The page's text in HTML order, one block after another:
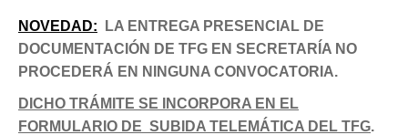
NOVEDAD:
LA ENTREGA PRESENCIAL DE
DOCUMENTACIÓN DE TFG EN SECRETARÍA NO
PROCEDERÁ EN NINGUNA CONVOCATORIA.
DICHO TRÁMITE SE INCORPORA EN EL
FORMULARIO DE SUBIDA TELEMÁTICA DEL TFG.